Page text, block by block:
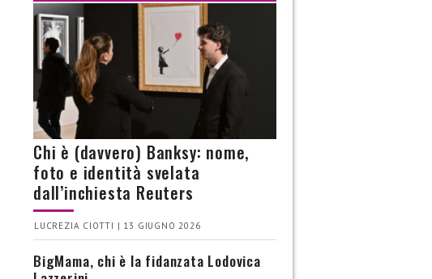
Chi è (davvero) Banksy: nome,
foto e identità svelata
dall’inchiesta Reuters
LUCREZIA CIOTTI | 13 GIUGNO 2026
BigMama, chi è la fidanzata Lodovica